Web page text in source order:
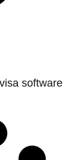
software